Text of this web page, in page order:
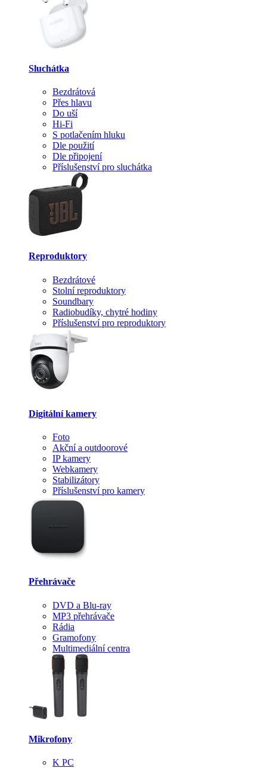
Sluchátka
Bezdrátová
Přes hlavu
Do uší
Hi-Fi
S potlačením hluku
Dle použití
Dle připojení
Příslušenství pro sluchátka
Reproduktory
Bezdrátové
Stolní reproduktory
Soundbary
Radiobudíky, chytré hodiny
Příslušenství pro reproduktory
Digitální kamery
Foto
Akční a outdoorové
IP kamery
Webkamery
Stabilizátory
Příslušenství pro kamery
Přehrávače
DVD a Blu-ray
MP3 přehrávače
Rádia
Gramofony
Multimediální centra
Mikrofony
K PC